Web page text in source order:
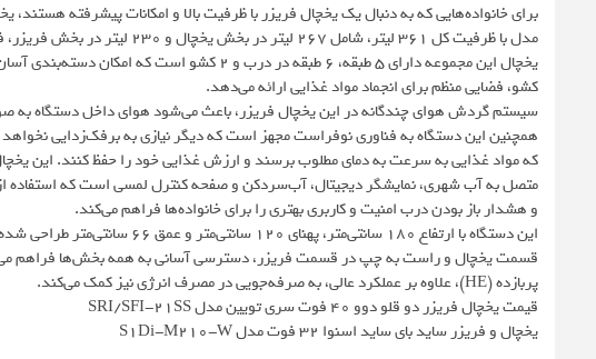
مدل با ظرفیت کل 361 لیتر، شامل
کشو، فضایی منظم برای انجماد مواد غذایی ارائه می‌دهد.
سیستم گردش هوای چندگانه در این یخچال فریزر، باعث می‌شود هوای داخل دستگاه به
همچنین این دستگاه به فناوری نوفراست مجهز است که دیگر نیازی به برفک‌زدایی
که مواد غذایی به سرعت به دمای مطلوب برسند و ارزش غذایی خود را حفظ کنند. این یخچال
متصل به آب شهری، نمایشگر دیجیتال، آب‌سردکن و صفحه کنترل لمسی است که استفاده
و هشدار باز بودن درب امنیت و کاربری بهتری را برای خانواده‌ها فراهم می‌کند.
این دستگاه با ارتفاع 180
پربازده (HE)، علاوه بر عملکرد عالی، به صرفه‌جویی در مصرف انرژی نیز کمک می‌کند.
قیمت یخچال فریزر دو قلو دوو 40 فوت سری تویین مدل SRI/SFI-21SS
یخچال و فریزر ساید بای ساید اسنوا 32 فوت مدل S1Di-M210-W